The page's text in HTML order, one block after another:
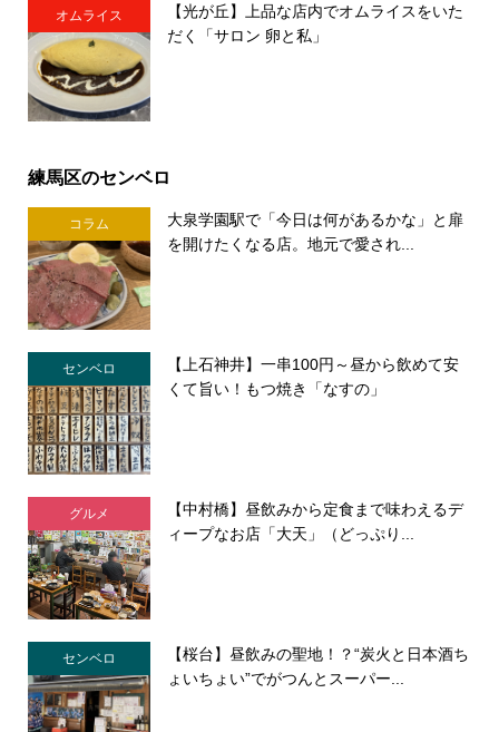
オムライス
【光が丘】上品な店内でオムライスをいた
だく「サロン 卵と私」
練馬区のセンベロ
コラム
大泉学園駅で「今日は何があるかな」と扉
を開けたくなる店。地元で愛され...
センベロ
【上石神井】一串100円～昼から飲めて安
くて旨い！もつ焼き「なすの」
グルメ
【中村橋】昼飲みから定食まで味わえるデ
ィープなお店「大天」（どっぷり...
センベロ
【桜台】昼飲みの聖地！？“炭火と日本酒ち
ょいちょい”でがつんとスーパー...